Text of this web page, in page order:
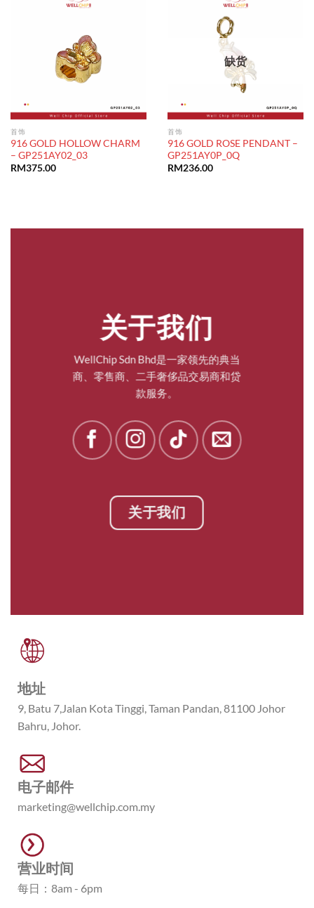
首饰
916 GOLD HOLLOW CHARM
– GP251AY02_03
RM375.00
缺货
首饰
916 GOLD ROSE PENDANT –
GP251AY0P_0Q
RM236.00
关于我们
WellChip Sdn Bhd是一家领先的典当
商、零售商、二手奢侈品交易商和贷
款服务。
关于我们
地址
9, Batu 7,Jalan Kota Tinggi, Taman Pandan, 81100 Johor
Bahru, Johor.
电子邮件
marketing@wellchip.com.my
营业时间
每日：8am - 6pm